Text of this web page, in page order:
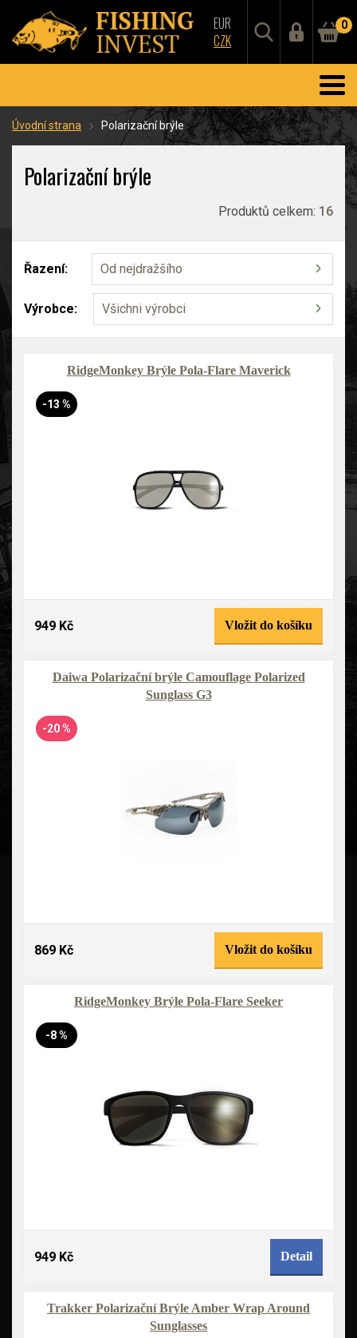
EUR
CZK
0
Úvodní strana Polarizační brýle
Polarizační brýle
Produktů celkem: 16
Řazení: Od nejdražšího
Výrobce: Všichni výrobci
RidgeMonkey Brýle Pola-Flare Maverick
-13 %
949 Kč Vložit do košíku
Daiwa Polarizační brýle Camouflage Polarized
Sunglass G3
-20 %
869 Kč Vložit do košíku
RidgeMonkey Brýle Pola-Flare Seeker
-8 %
949 Kč Detail
Trakker Polarizační Brýle Amber Wrap Around
Sunglasses